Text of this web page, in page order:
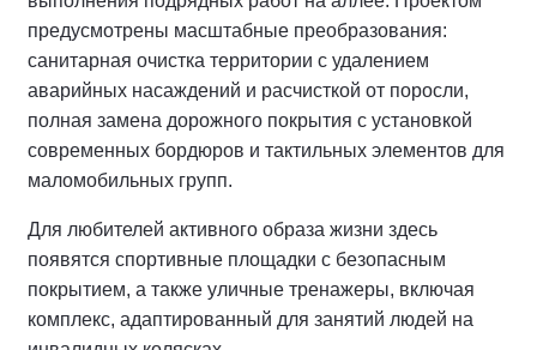
предусмотрены масштабные преобразования:
санитарная очистка территории с удалением
аварийных насаждений и расчисткой от поросли,
полная замена дорожного покрытия с установкой
современных бордюров и тактильных элементов для
маломобильных групп.
Для любителей активного образа жизни здесь
появятся спортивные площадки с безопасным
покрытием, а также уличные тренажеры, включая
комплекс, адаптированный для занятий людей на